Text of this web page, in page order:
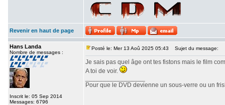
Revenir en haut de page
Hans Landa
Nombre de messages :
Inscrit le: 05 Sep 2014
Messages: 6796
Posté le: Mer 13 Aoû 2025 05:43 Sujet du message:
Je sais pas quel âge ont tes fistons mais le film
A toi de voir.
Pour que le DVD devienne un sous-verre ou un